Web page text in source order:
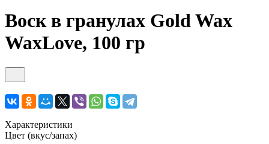
Воск в гранулах Gold Wax
WaxLove, 100 гр
Характеристики
Цвет (вкус/запах)